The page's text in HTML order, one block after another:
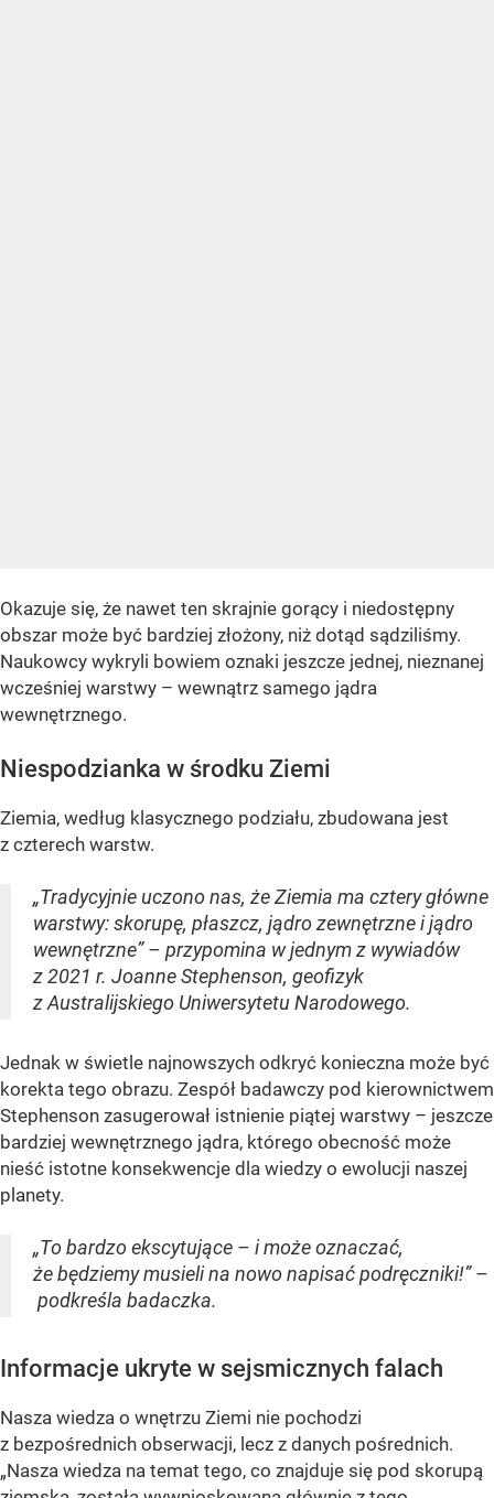
Okazuje się, że nawet ten skrajnie gorący i niedostępny
obszar może być bardziej złożony, niż dotąd sądziliśmy.
Naukowcy wykryli bowiem oznaki jeszcze jednej, nieznanej
wcześniej warstwy – wewnątrz samego jądra
wewnętrznego.
Niespodzianka w środku Ziemi
Ziemia, według klasycznego podziału, zbudowana jest
z czterech warstw.
„Tradycyjnie uczono nas, że Ziemia ma cztery główne
warstwy: skorupę, płaszcz, jądro zewnętrzne i jądro
wewnętrzne” – przypomina w jednym z wywiadów
z 2021 r. Joanne Stephenson, geofizyk
z Australijskiego Uniwersytetu Narodowego.
Jednak w świetle najnowszych odkryć konieczna może być
korekta tego obrazu. Zespół badawczy pod kierownictwem
Stephenson zasugerował istnienie piątej warstwy – jeszcze
bardziej wewnętrznego jądra, którego obecność może
nieść istotne konsekwencje dla wiedzy o ewolucji naszej
planety.
„To bardzo ekscytujące – i może oznaczać,
że będziemy musieli na nowo napisać podręczniki!” –
podkreśla badaczka.
Informacje ukryte w sejsmicznych falach
Nasza wiedza o wnętrzu Ziemi nie pochodzi
z bezpośrednich obserwacji, lecz z danych pośrednich.
„Nasza wiedza na temat tego, co znajduje się pod skorupą